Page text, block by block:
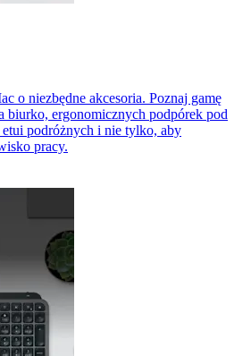
o niezbędne akcesoria. Poznaj gamę
biurko, ergonomicznych podpórek pod
podróżnych i nie tylko, aby
pracy.